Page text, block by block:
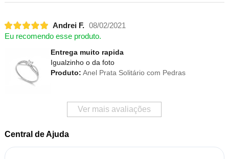
Andrei F. 08/02/2021
Eu recomendo esse produto.
Entrega muito rapida
Igualzinho o da foto
Produto: Anel Prata Solitário com Pedras
Ver mais avaliações
Central de Ajuda